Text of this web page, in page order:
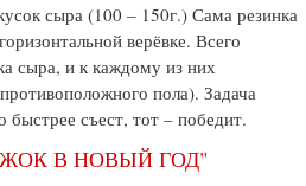
сыра (100 – 150г.) Сама резинка
верёвке. Всего
сыра, и к каждому из них
пола). Задача
съест, тот – победит.
В НОВЫЙ ГОД"